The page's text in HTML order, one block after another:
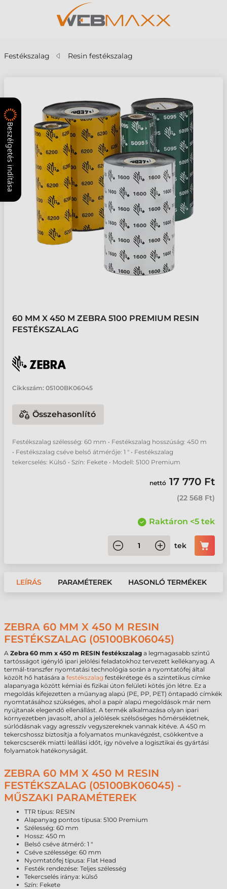
Festékszalag Resin festékszalag
60 MM X 450 M ZEBRA 5100 PREMIUM RESIN
FESTÉKSZALAG
Cikkszám: 05100BK06045
Összehasonlító
Festékszalag szélesség: 60 mm • Festékszalag hosszúság: 450 m
• Festékszalag cséve belső átmérője: 1 " • Festékszalag
tekercselés: Külső • Szín: Fekete • Modell: 5100 Premium
nettó 17 770 Ft
(22 568 Ft)
Raktáron <5 tek
tek
LEÍRÁS PARAMÉTEREK HASONLÓ TERMÉKEK
ZEBRA 60 MM X 450 M RESIN
FESTÉKSZALAG (05100BK06045)
A Zebra 60 mm x 450 m RESIN festékszalag a legmagasabb szintű
tartósságot igénylő ipari jelölési feladatokhoz tervezett kellékanyag. A
termál-transzfer nyomtatási technológia során a nyomtatófej által
közölt hő hatására a festékszalag festékrétege és a szintetikus címke
alapanyaga között kémiai és fizikai úton felületi kötés jön létre. Ez a
megoldás kifejezetten a műanyag alapú (PE, PP, PET) öntapadó címkék
nyomtatásához szükséges, ahol a papír alapú megoldások már nem
nyújtanak elegendő ellenállást. A termék alkalmazása olyan ipari
környezetben javasolt, ahol a jelölések szélsőséges hőmérsékletnek,
súrlódásnak vagy agresszív vegyszereknek vannak kitéve. A 450 m
tekercshossz biztosítja a folyamatos munkavégzést, csökkentve a
tekercscserék miatti leállási időt, így növelve a logisztikai és gyártási
folyamatok hatékonyságát.
ZEBRA 60 MM X 450 M RESIN
FESTÉKSZALAG (05100BK06045) -
MŰSZAKI PARAMÉTEREK
TTR típus: RESIN
Alapanyag pontos típusa: 5100 Premium
Szélesség: 60 mm
Hossz: 450 m
Belső cséve átmérő: 1 "
Cséve szélessége: 60 mm
Nyomtatófej típusa: Flat Head
Festék rendezése: Teljes szélesség
Tekercselés iránya: külső
Szín: Fekete
Beszélgetés indítása